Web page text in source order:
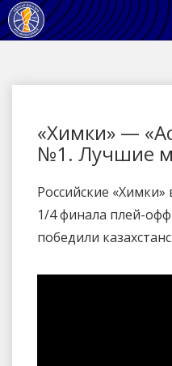
«Химки» —
№1. Лучшие
Российские
1/4 финала плей-
победили